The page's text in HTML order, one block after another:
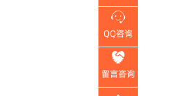

QQ咨询

留言咨询